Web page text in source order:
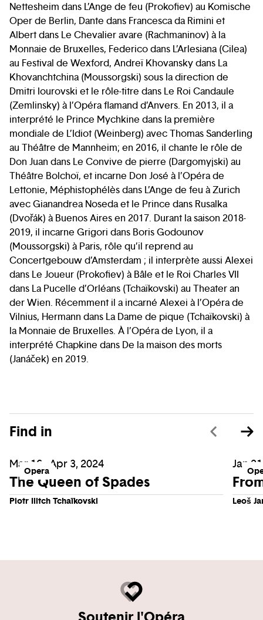
Nettesheim dans L’Ange de feu (Prokofiev) au Komische
Oper de Berlin, Dante dans Francesca da Rimini et
Albert dans Le Chevalier avare (Rachmaninov) à la
Monnaie de Bruxelles, Federico dans L’Arlesiana (Cilea)
au Festival de Wexford, Andreï Khovansky dans La
Khovanchtchina (Moussorgski) sous la direction de
Dmitri Iourovski et le rôle-titre dans Le Roi Candaule
(Zemlinsky) à l’Opéra flamand d’Anvers. En 2013, il a
interprété le Prince Mychkine dans la première
mondiale de L’Idiot (Weinberg) avec Thomas Sanderling
au Théâtre de Mannheim; en 2016, il chante le rôle de
Don Juan dans Le Convive de pierre (Dargomyjski) au
Théâtre Bolchoï, et incarne Don José à l’Opéra de
Lettonie, Méphistophélès dans L’Ange de feu à Zurich
avec Gianandrea Noseda et le Prince dans Rusalka
(Dvořák) à Buenos Aires en 2017. Durant la saison 2018-
2019, il incarne Grigori dans Boris Godounov
(Moussorgski) à Paris, rôle qu’il reprend au
Concertgebouw d’Amsterdam ; il interprète aussi Alexei
dans Le Joueur (Prokofiev) à Bâle et le Roi Charles VII
dans La Pucelle d’Orléans (Tchaïkovski) au Theater an
der Wien. Récemment il a incarné Alexei à l’Opéra de
Vilnius, Hermann dans La Dame de pique (Tchaïkovski) à
la Monnaie de Bruxelles. À l’Opéra de Lyon, il a
interprété Chapkine dans De la maison des morts
(Janáček) en 2019.
Find in
Opera
Mar 16 - Apr 3, 2024
The Queen of Spades
Piotr Ilitch Tchaïkovski
Jan
Leoš